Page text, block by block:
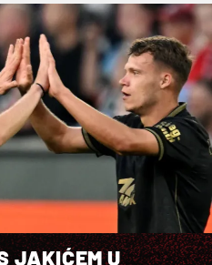
JAKIĆEM U